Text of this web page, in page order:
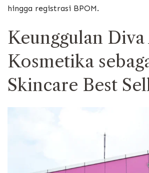
hingga registrasi BPOM.
Keunggulan Diva
Kosmetika
Skincare Best